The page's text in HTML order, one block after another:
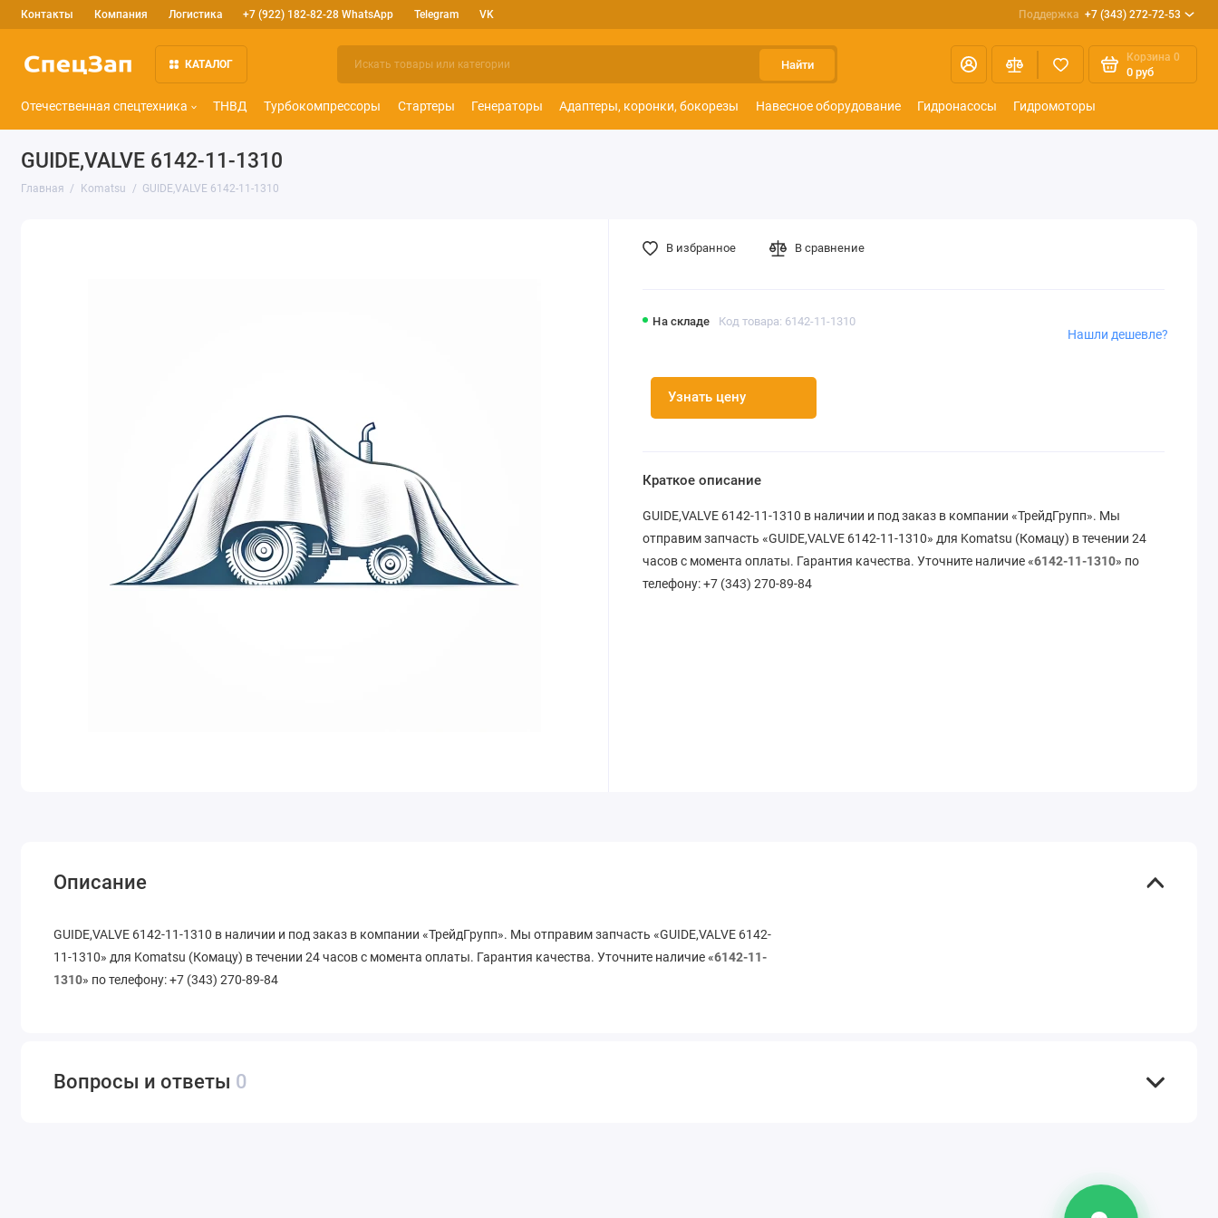
Контакты Компания Логистика +7 (922) 182-82-28 WhatsApp Telegram VK Поддержка +7 (343) 272-72-53
КАТАЛОГ Найти
Корзина 0
0 руб
Отечественная спецтехника ТНВД Турбокомпрессоры Стартеры Генераторы Адаптеры, коронки, бокорезы Навесное оборудование Гидронасосы Гидромоторы
GUIDE,VALVE 6142-11-1310
Главная Komatsu GUIDE,VALVE 6142-11-1310
На складе Код товара: 6142-11-1310
Узнать цену
Нашли дешевле?
В избранное В сравнение
Краткое описание
GUIDE,VALVE 6142-11-1310 в наличии и под заказ в компании «ТрейдГрупп». Мы
отправим запчасть «GUIDE,VALVE 6142-11-1310» для Komatsu (Комацу) в течении 24
часов с момента оплаты. Гарантия качества. Уточните наличие «6142-11-1310» по
телефону: +7 (343) 270-89-84
Описание
GUIDE,VALVE 6142-11-1310 в наличии и под заказ в компании «ТрейдГрупп». Мы отправим запчасть «GUIDE,VALVE 6142-
11-1310» для Komatsu (Комацу) в течении 24 часов с момента оплаты. Гарантия качества. Уточните наличие «6142-11-
1310» по телефону: +7 (343) 270-89-84
Вопросы и ответы 0